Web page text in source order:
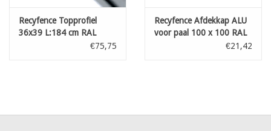
Recyfence Topprofiel
36x39 L:184 cm RAL
€75,75
Recyfence Afdekkap ALU
voor paal 100 x 100 RAL
€21,42